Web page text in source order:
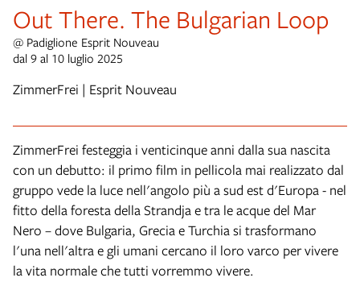
Out There. The Bulgarian Loop
@ Padiglione Esprit Nouveau
dal 9 al 10 luglio 2025
ZimmerFrei | Esprit Nouveau
ZimmerFrei festeggia i venticinque anni dalla sua nascita
con un debutto: il primo film in pellicola mai realizzato dal
gruppo vede la luce nell'angolo più a sud est d'Europa - nel
fitto della foresta della Strandja e tra le acque del Mar
Nero – dove Bulgaria, Grecia e Turchia si trasformano
l'una nell'altra e gli umani cercano il loro varco per vivere
la vita normale che tutti vorremmo vivere.